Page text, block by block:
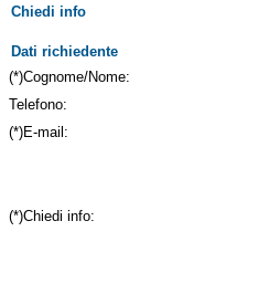
Chiedi info
Dati richiedente
(*)Cognome/Nome:
Telefono:
(*)E-mail:
(*)Chiedi info: